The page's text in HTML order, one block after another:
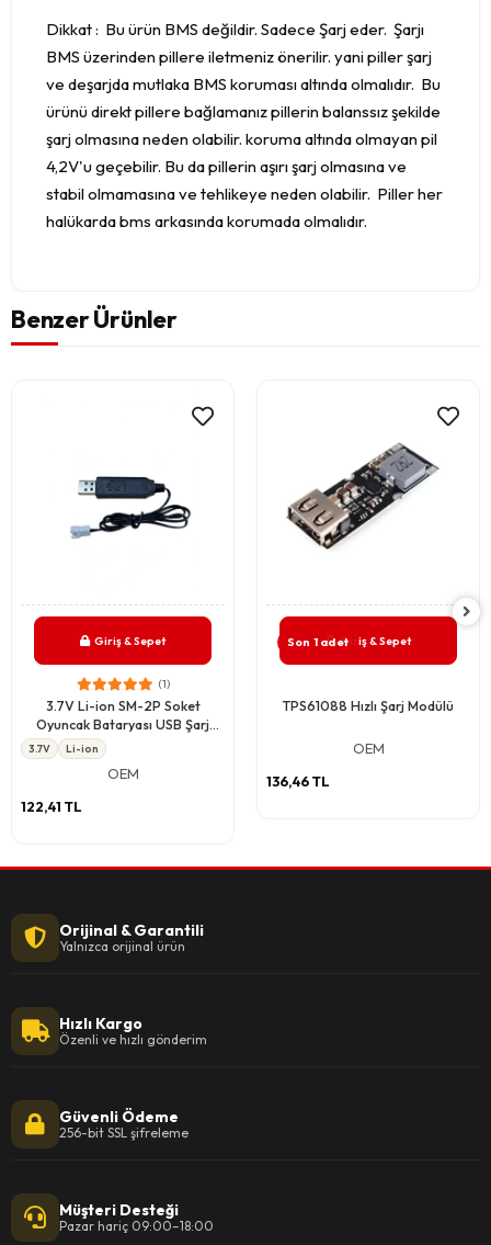
Dikkat : Bu ürün BMS değildir. Sadece Şarj eder. Şarjı
BMS üzerinden pillere iletmeniz önerilir. yani piller şarj
ve deşarjda mutlaka BMS koruması altında olmalıdır. Bu
ürünü direkt pillere bağlamanız pillerin balanssız şekilde
şarj olmasına neden olabilir. koruma altında olmayan pil
4,2V'u geçebilir. Bu da pillerin aşırı şarj olmasına ve
stabil olmamasına ve tehlikeye neden olabilir. Piller her
halükarda bms arkasında korumada olmalıdır.
Benzer Ürünler
Giriş & Sepet
(1)
3.7V Li-ion SM-2P Soket
Oyuncak Bataryası USB Şarj
Kablosu
3.7V Li-ion
OEM
122,41 TL
Son 1 adetGiriş & Sepet
TPS61088 Hızlı Şarj Modülü
OEM
136,46 TL
Orijinal & Garantili
Yalnızca orijinal ürün
Hızlı Kargo
Özenli ve hızlı gönderim
Güvenli Ödeme
256-bit SSL şifreleme
Müşteri Desteği
Pazar hariç 09:00–18:00